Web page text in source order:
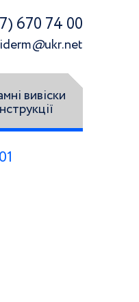
670 74 00
@ukr.net
вивіски